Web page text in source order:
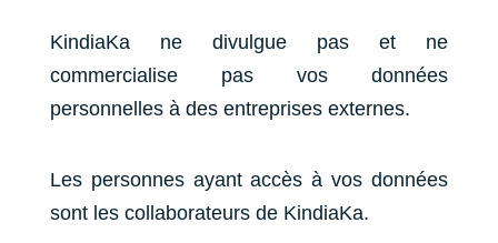
KindiaKa ne divulgue pas et ne
commercialise pas vos données
personnelles à des entreprises externes.
Les personnes ayant accès à vos données
sont les collaborateurs de KindiaKa.